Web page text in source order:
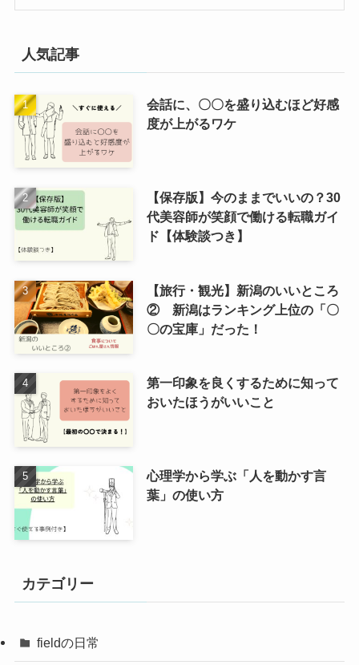
人気記事
会話に、〇〇を盛り込むほど好感
度が上がるワケ
【保存版】今のままでいいの？30
代美容師が笑顔で働ける転職ガイ
ド【体験談つき】
【旅行・観光】新潟のいいところ
② 新潟はランキング上位の「〇
〇の宝庫」だった！
第一印象を良くするために知って
おいたほうがいいこと
心理学から学ぶ「人を動かす言
葉」の使い方
カテゴリー
fieldの日常